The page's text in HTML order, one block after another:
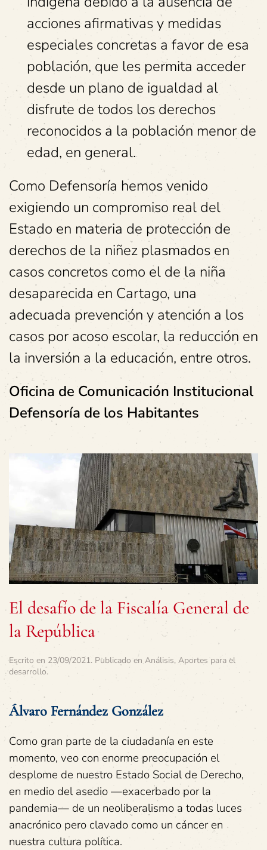
acciones afirmativas y medidas
especiales concretas a favor de esa
población, que les permita acceder
desde un plano de igualdad al
disfrute de todos los derechos
reconocidos a la población menor de
edad, en general.
Como Defensoría hemos venido
exigiendo un compromiso real del
Estado en materia de protección de
derechos de la niñez plasmados en
casos concretos como el de la niña
desaparecida en Cartago, una
adecuada prevención y atención a los
casos por acoso escolar, la reducción en
la inversión a la educación, entre otros.
Oficina de Comunicación Institucional
Defensoría de los Habitantes
El desafío de la Fiscalía General de
la República
Escrito en 23/09/2021. Publicado en Análisis, Aportes para el
desarrollo.
Álvaro Fernández González
Como gran parte de la ciudadanía en este
momento, veo con enorme preocupación el
desplome de nuestro Estado Social de Derecho,
en medio del asedio —exacerbado por la
pandemia— de un neoliberalismo a todas luces
anacrónico pero clavado como un cáncer en
nuestra cultura política.